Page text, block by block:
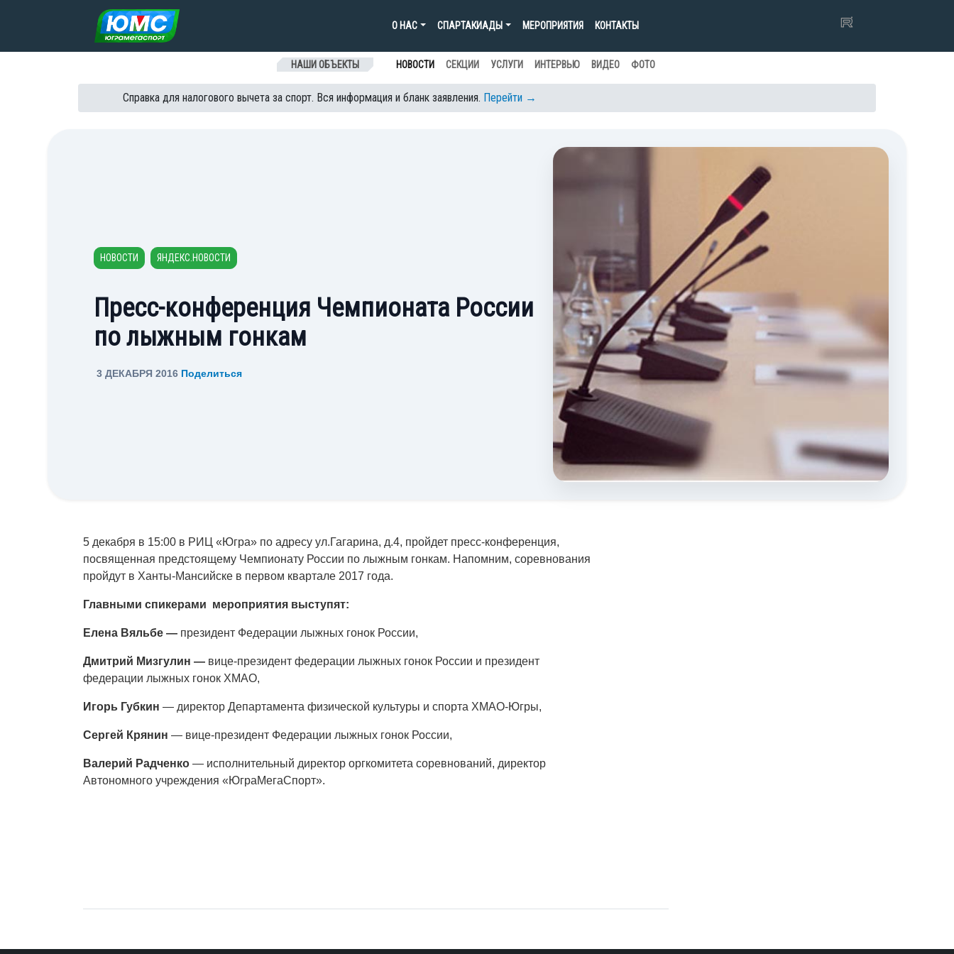
Перейти к содержанию
О НАС СПАРТАКИАДЫ МЕРОПРИЯТИЯ КОНТАКТЫ
НАШИ ОБЪЕКТЫ НОВОСТИ СЕКЦИИ УСЛУГИ ИНТЕРВЬЮ ВИДЕО ФОТО
Справка для налогового вычета за спорт. Вся информация и бланк заявления. Перейти →
НОВОСТИ ЯНДЕКС.НОВОСТИ
Пресс-конференция Чемпионата России
по лыжным гонкам
3 ДЕКАБРЯ 2016 Поделиться
5 декабря в 15:00 в РИЦ «Югра» по адресу ул.Гагарина, д.4, пройдет пресс-конференция,
посвященная предстоящему Чемпионату России по лыжным гонкам. Напомним, соревнования
пройдут в Ханты-Мансийске в первом квартале 2017 года.
Главными спикерами мероприятия выступят:
Елена Вяльбе — президент Федерации лыжных гонок России,
Дмитрий Мизгулин — вице-президент федерации лыжных гонок России и президент
федерации лыжных гонок ХМАО,
Игорь Губкин — директор Департамента физической культуры и спорта ХМАО-Югры,
Сергей Крянин — вице-президент Федерации лыжных гонок России,
Валерий Радченко — исполнительный директор оргкомитета соревнований, директор
Автономного учреждения «ЮграМегаСпорт».